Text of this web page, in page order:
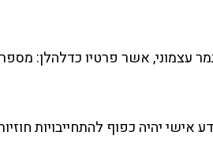
יהיה כפוף להתחייבויות